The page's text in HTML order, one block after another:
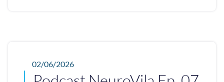
02/06/2026